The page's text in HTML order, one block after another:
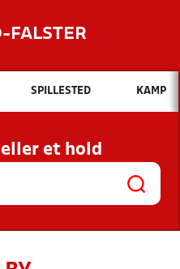
FALSTER
Hvad vil du søge efter?
OG NYHEDER
KLUBBER OG
SPILLESTED KAMP
et hold